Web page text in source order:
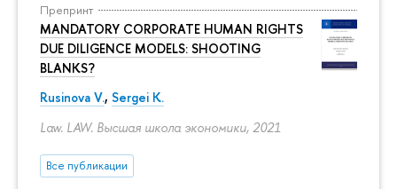
Препринт
MANDATORY CORPORATE HUMAN RIGHTS
DUE DILIGENCE MODELS: SHOOTING
BLANKS?
Rusinova V., Sergei K.
Law. LAW. Высшая школа экономики, 2021
Все публикации